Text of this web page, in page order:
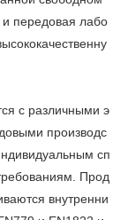
и передовая лабо
с различными э
производс
сп
Прод
внутренни